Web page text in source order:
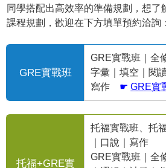
同學搭配出高效率的準備規劃，想了
課程規劃，歡迎在下方填單預約洽詢：
GRE實戰班
GRE實戰班｜全
字彙｜填空｜閱
寫作 ☛GRE實
托福+GRE實
托福實戰班、托
｜口說｜寫作
GRE實戰班｜全